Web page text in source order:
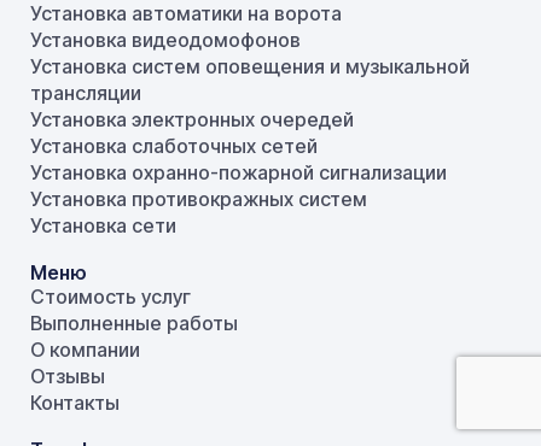
Установка автоматики на ворота
Установка видеодомофонов
Установка систем оповещения и музыкальной
трансляции
Установка электронных очередей
Установка слаботочных сетей
Установка охранно-пожарной сигнализации
Установка противокражных систем
Установка сети
Меню
Стоимость услуг
Выполненные работы
О компании
Отзывы
Контакты